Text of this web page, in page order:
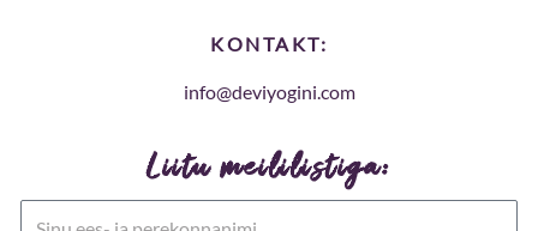
KONTAKT:
info@deviyogini.com
Liitu meililistiga: